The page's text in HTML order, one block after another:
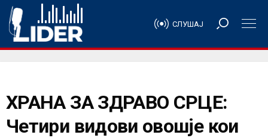
СЛУШАЈ
ХРАНА ЗА ЗДРАВО СРЦЕ:
Четири видови овошје кои